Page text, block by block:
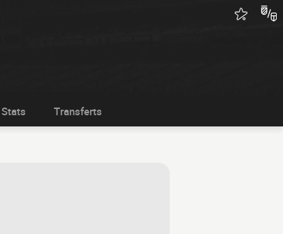
Stats Transferts